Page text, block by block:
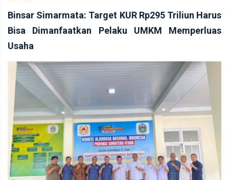
Binsar Simarmata: Target KUR Rp295 Triliun Harus
Bisa Dimanfaatkan Pelaku UMKM Memperluas
Usaha